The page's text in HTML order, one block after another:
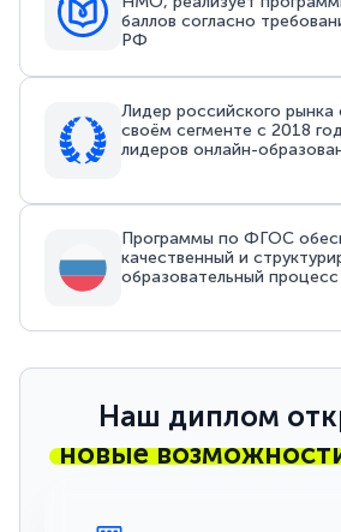
баллов согласно
РФ
Лидер российского рынка
своём сегменте с 2018
лидеров онлайн-
Программы по ФГОС
качественный и
образовательный процесс
Наш диплом
новые